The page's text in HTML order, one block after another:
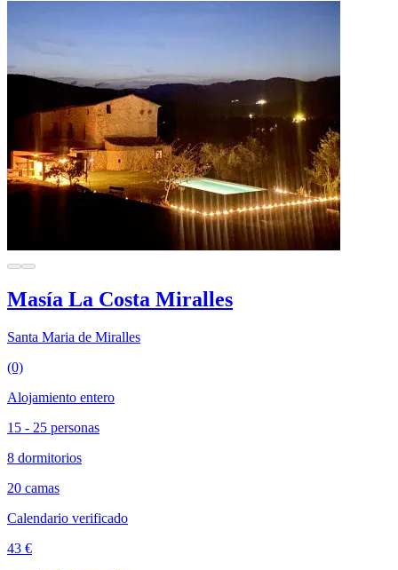
Masía La Costa Miralles
Santa Maria de Miralles
(0)
Alojamiento entero
15 - 25 personas
8 dormitorios
20 camas
Calendario verificado
43 €